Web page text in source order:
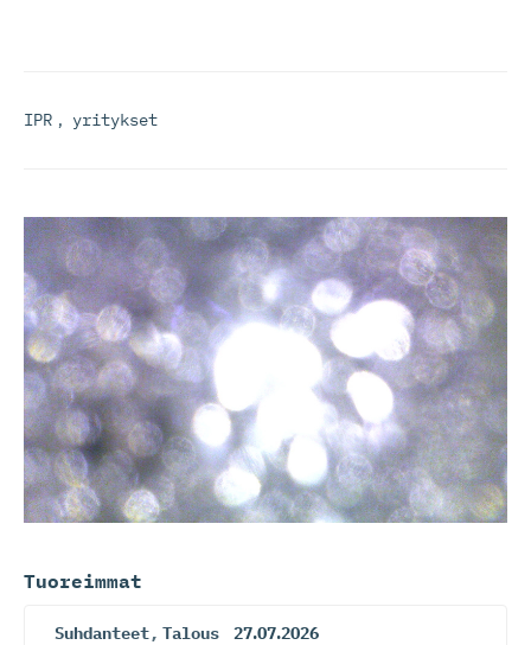
IPR , yritykset
Tuoreimmat
Suhdanteet, Talous 27.07.2026